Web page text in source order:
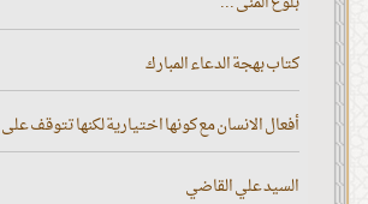
كتاب بهجة الدعاء المبارك
أفعال الانسان مع كونها اختيارية لكنها تتوقف
السيد علي القاضي